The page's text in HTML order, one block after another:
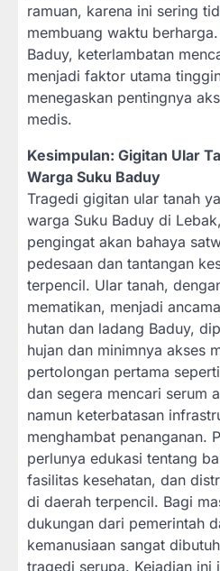
ramuan, karena ini sering
membuang waktu
Baduy, keterlambatan
menjadi faktor utama
menegaskan pentingnya
medis.
Kesimpulan: Gigitan Ular
Warga Suku Baduy
Tragedi gigitan ular tanah
warga Suku Baduy di
pengingat akan bahaya
pedesaan dan tantangan
terpencil. Ular tanah,
mematikan, menjadi
hutan dan ladang Baduy,
hujan dan minimnya akses
pertolongan pertama
dan segera mencari serum
namun keterbatasan
menghambat penanganan.
perlunya edukasi tentang
fasilitas kesehatan, dan
di daerah terpencil. Bagi
dukungan dari pemerintah
kemanusiaan sangat
tragedi serupa. Kejadian ini